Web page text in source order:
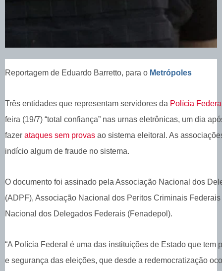
Reportagem de Eduardo Barretto, para o Metrópoles
Três entidades que representam servidores da Polícia
feira (19/7) “total confiança” nas urnas eletrônicas, um dia
fazer ataques sem provas ao sistema eleitoral. As
indício algum de fraude no sistema.
O documento foi assinado pela Associação Nacional dos
(ADPF), Associação Nacional dos Peritos Criminais
Nacional dos Delegados Federais (Fenadepol).
“A Polícia Federal é uma das instituições de Estado que tem
e segurança das eleições, que desde a redemocratização